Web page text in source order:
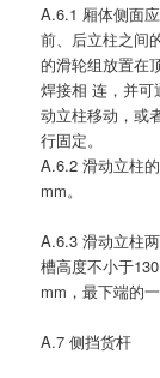
A.6.1 厢体侧面
前、后立柱之间
的滑轮组放置在
焊接相 连，并可
动立柱移动，或
行固定。
A.6.2 滑动立柱
mm。
A.6.3 滑动立柱
槽高度不小于
mm，最下端的
A.7 侧挡货杆